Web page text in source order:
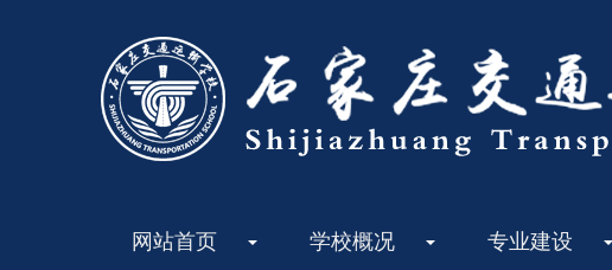
网站首页 学校概况 专业建设